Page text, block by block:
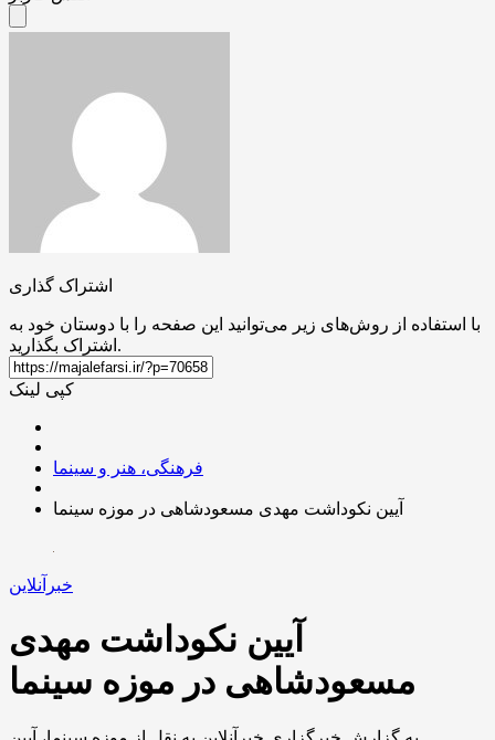
اشتراک گذاری
با استفاده از روش‌های زیر می‌توانید این صفحه را با دوستان خود به
اشتراک بگذارید.
کپی لینک
فرهنگی، هنر و سینما
آیین نکوداشت مهدی مسعودشاهی در موزه سینما
خبرآنلاین
آیین نکوداشت مهدی
مسعودشاهی در موزه سینما